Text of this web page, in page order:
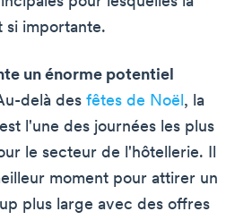
si importante.
un énorme potentiel
delà des fêtes de Noël, la
l'une des journées les plus
le secteur de l'hôtellerie. Il
moment pour attirer un
plus large avec des offres